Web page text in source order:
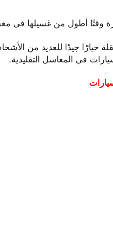
وقتًا أطول من غسيلها في
خيارًا جيدًا للعديد من
في المغاسل التقليدية.